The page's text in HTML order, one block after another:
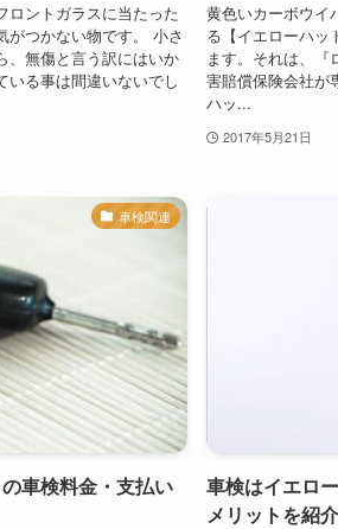
ロントガラスに当たった
つかない物です。 小さ
、無傷と言う訳にはいか
いる事は間違いないでし
黄色いカーボウイ
る【イエローハッ
ます。それは、『
害賠償保険会社が
ハッ...
2017年5月21日
車検関連
車検料金・支払い
車検はイエロ
メリットを紹介